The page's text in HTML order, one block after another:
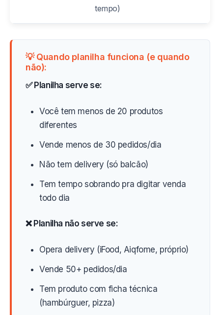
tempo)
💡 Quando planilha funciona (e quando
não):
✅ Planilha serve se:
Você tem menos de 20 produtos
diferentes
Vende menos de 30 pedidos/dia
Não tem delivery (só balcão)
Tem tempo sobrando pra digitar venda
todo dia
❌ Planilha não serve se:
Opera delivery (iFood, Aiqfome, próprio)
Vende 50+ pedidos/dia
Tem produto com ficha técnica
(hambúrguer, pizza)